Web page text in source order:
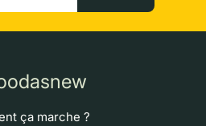
ça marche ?